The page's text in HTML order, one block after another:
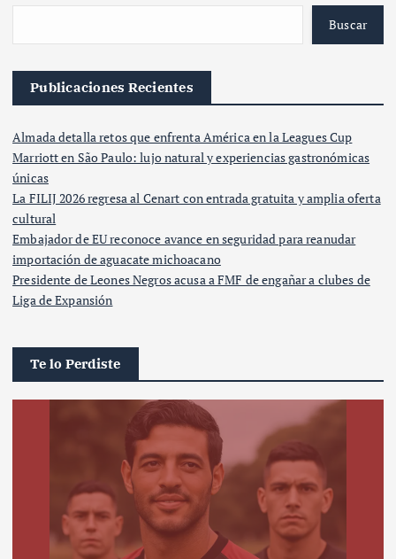
Buscar
Publicaciones Recientes
Almada detalla retos que enfrenta América en la Leagues Cup
Marriott en São Paulo: lujo natural y experiencias gastronómicas
únicas
La FILIJ 2026 regresa al Cenart con entrada gratuita y amplia oferta
cultural
Embajador de EU reconoce avance en seguridad para reanudar
importación de aguacate michoacano
Presidente de Leones Negros acusa a FMF de engañar a clubes de
Liga de Expansión
Te lo Perdiste